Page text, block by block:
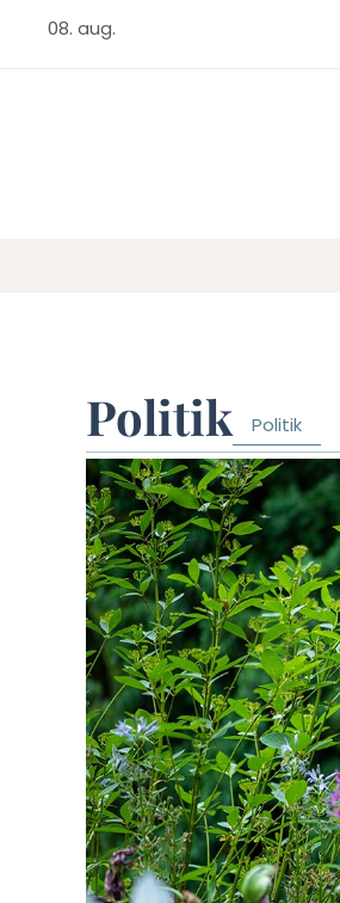
08. aug.
Politik Politik